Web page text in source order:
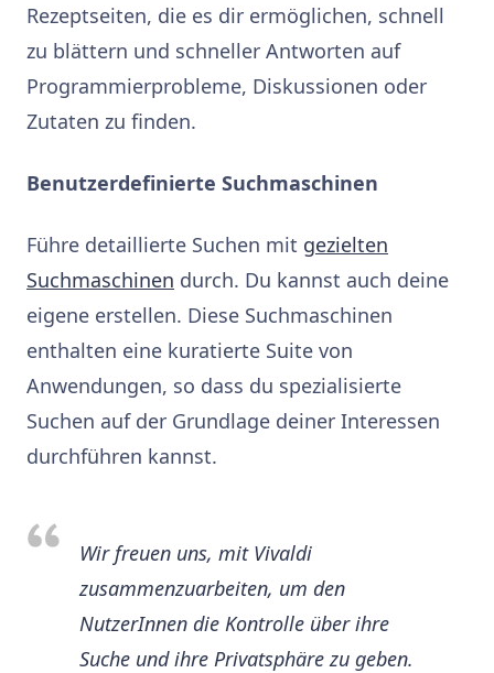
Rezeptseiten, die es dir ermöglichen, schnell
zu blättern und schneller Antworten auf
Programmierprobleme, Diskussionen oder
Zutaten zu finden.
Benutzerdefinierte Suchmaschinen
Führe detaillierte Suchen mit gezielten
Suchmaschinen durch. Du kannst auch deine
eigene erstellen. Diese Suchmaschinen
enthalten eine kuratierte Suite von
Anwendungen, so dass du spezialisierte
Suchen auf der Grundlage deiner Interessen
durchführen kannst.
Wir freuen uns, mit Vivaldi
zusammenzuarbeiten, um den
NutzerInnen die Kontrolle über ihre
Suche und ihre Privatsphäre zu geben.